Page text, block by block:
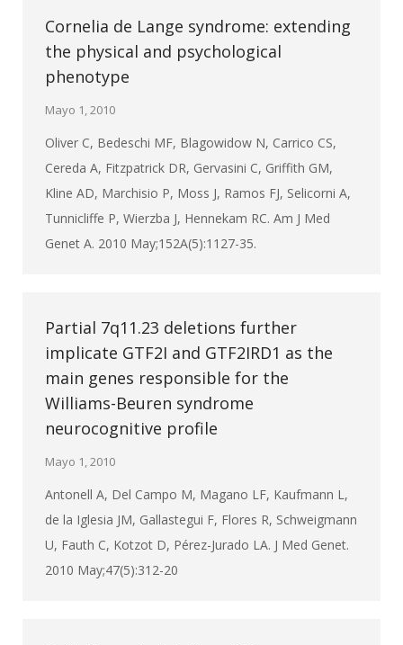
Cornelia de Lange syndrome: extending
the physical and psychological
phenotype
Mayo 1, 2010
Oliver C, Bedeschi MF, Blagowidow N, Carrico CS,
Cereda A, Fitzpatrick DR, Gervasini C, Griffith GM,
Kline AD, Marchisio P, Moss J, Ramos FJ, Selicorni A,
Tunnicliffe P, Wierzba J, Hennekam RC. Am J Med
Genet A. 2010 May;152A(5):1127-35.
Partial 7q11.23 deletions further
implicate GTF2I and GTF2IRD1 as the
main genes responsible for the
Williams-Beuren syndrome
neurocognitive profile
Mayo 1, 2010
Antonell A, Del Campo M, Magano LF, Kaufmann L,
de la Iglesia JM, Gallastegui F, Flores R, Schweigmann
U, Fauth C, Kotzot D, Pérez-Jurado LA. J Med Genet.
2010 May;47(5):312-20